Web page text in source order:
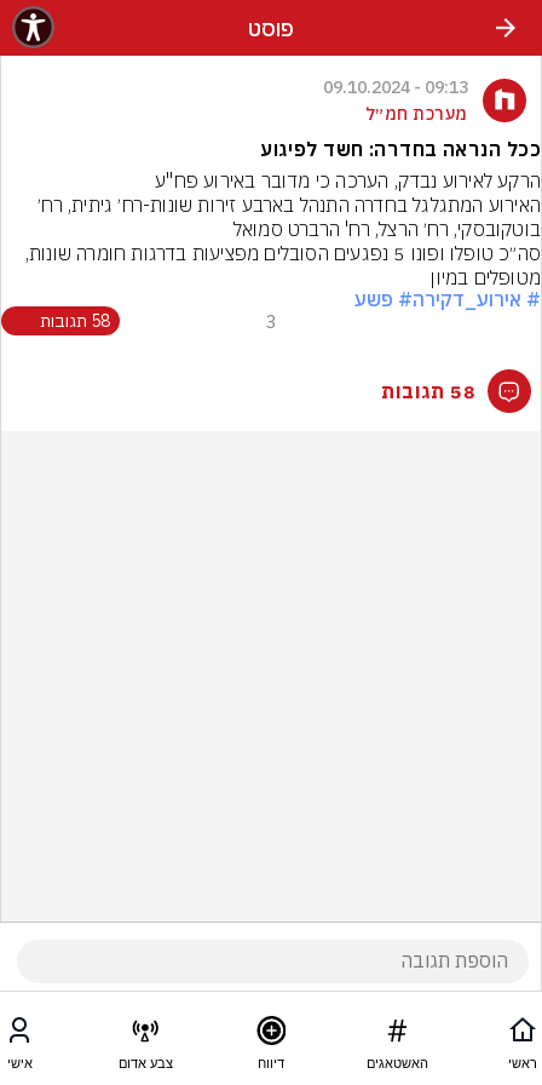
פוסט
09:13 - 09.10.2024
מערכת חמ״ל
ככל הנראה בחדרה: חשד לפיגוע
הרקע לאירוע נבדק, הערכה כי מדובר באירוע פח"ע
האירוע המתגלגל בחדרה התנהל בארבע זירות שונות-רח׳ גיתית, רח׳
מטופלים במיון
# אירוע_דקירה# פשע
3 58 תגובות
58 תגובות
ראשי האשטאגים דיווח צבע אדום אישי